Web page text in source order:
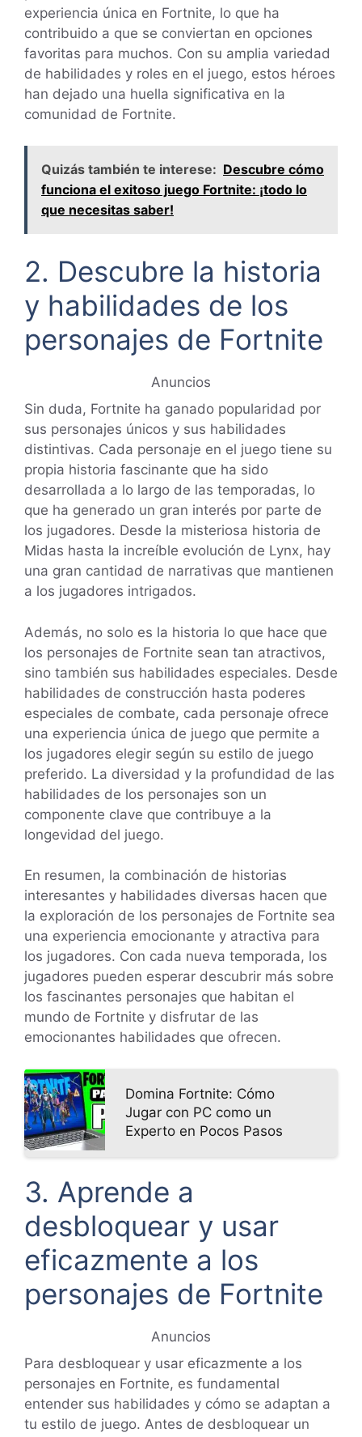
experiencia única en Fortnite, lo que ha
contribuido a que se conviertan en opciones
favoritas para muchos. Con su amplia variedad
de habilidades y roles en el juego, estos héroes
han dejado una huella significativa en la
comunidad de Fortnite.
Quizás también te interese: Descubre cómo
funciona el exitoso juego Fortnite: ¡todo lo
que necesitas saber!
2. Descubre la historia
y habilidades de los
personajes de Fortnite
Anuncios
Sin duda, Fortnite ha ganado popularidad por
sus personajes únicos y sus habilidades
distintivas. Cada personaje en el juego tiene su
propia historia fascinante que ha sido
desarrollada a lo largo de las temporadas, lo
que ha generado un gran interés por parte de
los jugadores. Desde la misteriosa historia de
Midas hasta la increíble evolución de Lynx, hay
una gran cantidad de narrativas que mantienen
a los jugadores intrigados.
Además, no solo es la historia lo que hace que
los personajes de Fortnite sean tan atractivos,
sino también sus habilidades especiales. Desde
habilidades de construcción hasta poderes
especiales de combate, cada personaje ofrece
una experiencia única de juego que permite a
los jugadores elegir según su estilo de juego
preferido. La diversidad y la profundidad de las
habilidades de los personajes son un
componente clave que contribuye a la
longevidad del juego.
En resumen, la combinación de historias
interesantes y habilidades diversas hacen que
la exploración de los personajes de Fortnite sea
una experiencia emocionante y atractiva para
los jugadores. Con cada nueva temporada, los
jugadores pueden esperar descubrir más sobre
los fascinantes personajes que habitan el
mundo de Fortnite y disfrutar de las
emocionantes habilidades que ofrecen.
Domina Fortnite: Cómo
Jugar con PC como un
Experto en Pocos Pasos
3. Aprende a
desbloquear y usar
eficazmente a los
personajes de Fortnite
Anuncios
Para desbloquear y usar eficazmente a los
personajes en Fortnite, es fundamental
entender sus habilidades y cómo se adaptan a
tu estilo de juego. Antes de desbloquear un